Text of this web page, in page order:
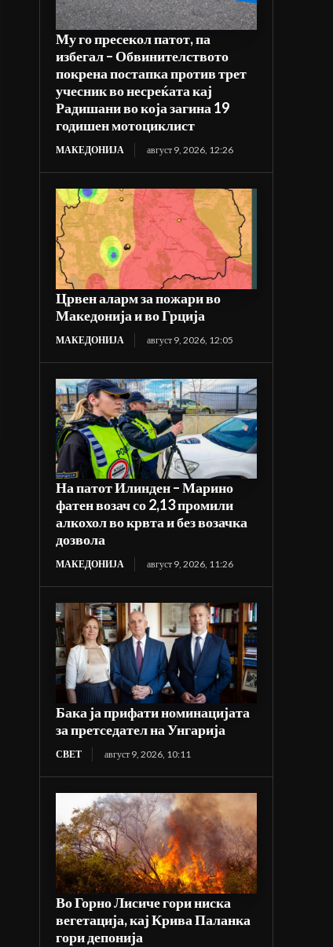
Му го пресекол патот, па
избегал – Обвинителството
покрена постапка против трет
учесник во несреќата кај
Радишани во која загина 19
годишен мотоциклист
МАКЕДОНИЈА август 9, 2026, 12:26
Црвен аларм за пожари во
Македонија и во Грција
МАКЕДОНИЈА август 9, 2026, 12:05
На патот Илинден – Марино
фатен возач со 2,13 промили
алкохол во крвта и без возачка
дозвола
МАКЕДОНИЈА август 9, 2026, 11:26
Бака ја прифати номинацијата
за претседател на Унгарија
СВЕТ август 9, 2026, 10:11
Во Горно Лисиче гори ниска
вегетација, кај Крива Паланка
гори депонија